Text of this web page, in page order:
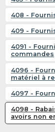
408 -
409 -
4091 -
commandes
4096 -
matériel à
4097 -
4098 -
avoirs non